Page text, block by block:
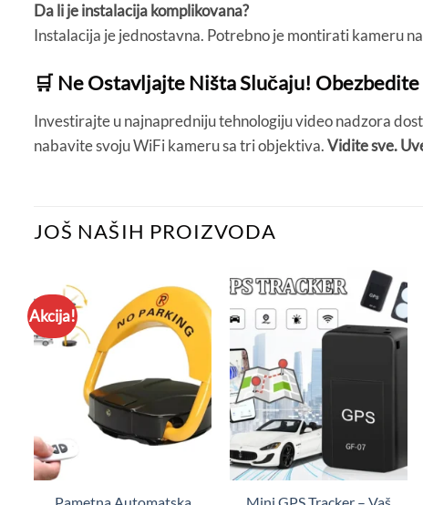
Da li je instalacija komplikovana?
Instalacija je jednostavna. Potrebno je montirati kameru
🛒 Ne Ostavljajte Ništa Slučaju! Obezbedite
Investirajte u najnapredniju tehnologiju video nadzora
nabavite svoju WiFi kameru sa tri objektiva.Vidite sve.
JOŠ NAŠIH PROIZVODA
Akcija!